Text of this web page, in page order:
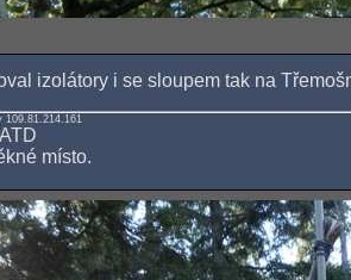
izolátory i se sloupem tak na
109.81.214.161
místo.